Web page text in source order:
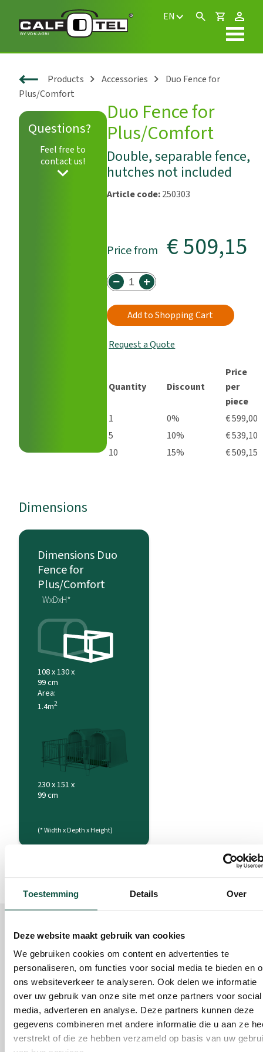
Toestemming Details Over
Deze website maakt gebruik van cookies
We gebruiken cookies om content en advertenties te
personaliseren, om functies voor social media te bieden en
ons websiteverkeer te analyseren. Ook delen we informatie
over uw gebruik van onze site met onze partners voor social
media, adverteren en analyse. Deze partners kunnen deze
gegevens combineren met andere informatie die u aan ze
verstrekt of die ze hebben verzameld op basis van uw
EN
Products Accessories
Duo Fence for
Plus/Comfort
Questions?
Feel free to
contact us!
Duo Fence for
Plus/Comfort
Double, separable fence,
hutches not included
Article code:250303
Price from € 509,15
Add to Shopping Cart
Request a Quote
Quantity Discount
Price
per
piece
1
0%
€ 599,00
5
10%
€ 539,10
10
15% € 509,15
Dimensions
Dimensions Duo
Fence for
Plus/Comfort
WxDxH*
108 x 130 x
99 cm
Area:
1.4m2
230 x 151 x
99 cm
(* Width x Depth x Height)
Complete this Product
Accessories for this Product